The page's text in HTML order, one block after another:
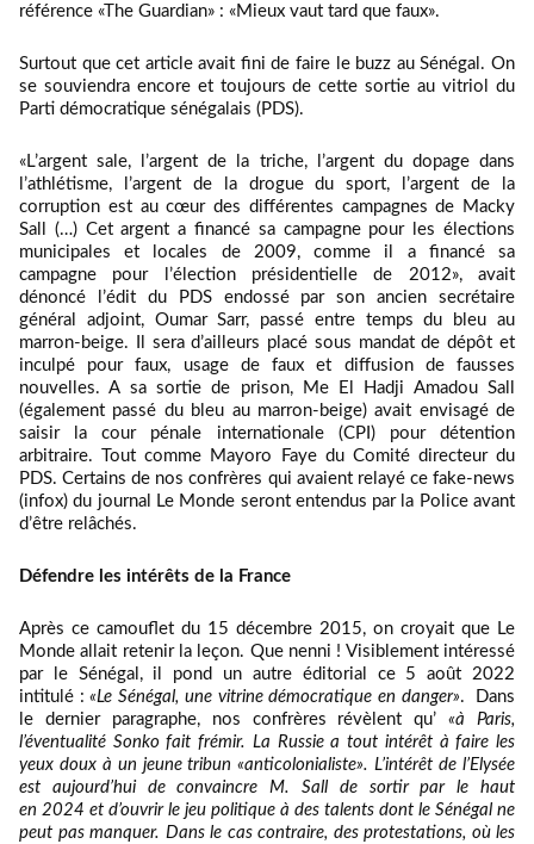
référence «The Guardian» : «Mieux vaut tard que faux».
Surtout que cet article avait fini de faire le buzz au Sénégal. On
se souviendra encore et toujours de cette sortie au vitriol du
Parti démocratique sénégalais (PDS).
«L’argent sale, l’argent de la triche, l’argent du dopage dans
l’athlétisme, l’argent de la drogue du sport, l’argent de la
corruption est au cœur des différentes campagnes de Macky
Sall (…) Cet argent a financé sa campagne pour les élections
municipales et locales de 2009, comme il a financé sa
campagne pour l’élection présidentielle de 2012», avait
dénoncé l’édit du PDS endossé par son ancien secrétaire
général adjoint, Oumar Sarr, passé entre temps du bleu au
marron-beige. Il sera d’ailleurs placé sous mandat de dépôt et
inculpé pour faux, usage de faux et diffusion de fausses
nouvelles. A sa sortie de prison, Me El Hadji Amadou Sall
(également passé du bleu au marron-beige) avait envisagé de
saisir la cour pénale internationale (CPI) pour détention
arbitraire. Tout comme Mayoro Faye du Comité directeur du
PDS. Certains de nos confrères qui avaient relayé ce fake-news
(infox) du journal Le Monde seront entendus par la Police avant
d’être relâchés.
Défendre les intérêts de la France
Après ce camouflet du 15 décembre 2015, on croyait que Le
Monde allait retenir la leçon. Que nenni ! Visiblement intéressé
par le Sénégal, il pond un autre éditorial ce 5 août 2022
intitulé :«Le Sénégal, une vitrine démocratique en danger». Dans
le dernier paragraphe, nos confrères révèlent qu’«à Paris,
l’éventualité Sonko fait frémir. La Russie a tout intérêt à faire les
yeux doux à un jeune tribun «anticolonialiste». L’intérêt de l’Elysée
est aujourd’hui de convaincre M. Sall de sortir par le haut
en 2024 et d’ouvrir le jeu politique à des talents dont le Sénégal ne
peut pas manquer. Dans le cas contraire, des protestations, où les